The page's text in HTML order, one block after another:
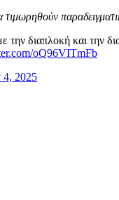
την διαπλοκή και την
oQ96VITmFb
4, 2025